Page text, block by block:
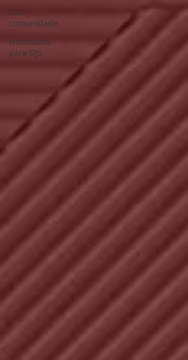
Sua
comunidade
Novidades
para DJs